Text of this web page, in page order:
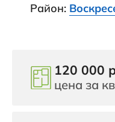
Район:
120 000
цена за